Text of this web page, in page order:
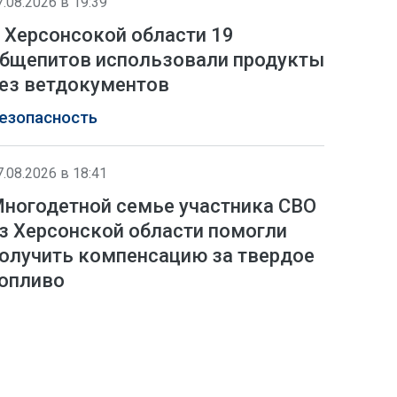
Херсонсокой области 19
использовали продукты
ветдокументов
в 18:41
семье участника СВО
Херсонской области помогли
компенсацию за твердое